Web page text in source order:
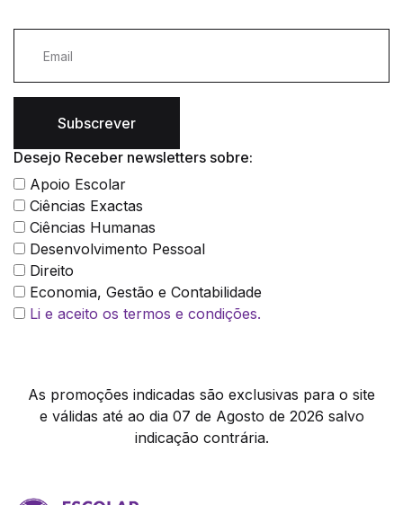
Subscrever
Desejo Receber newsletters sobre:
Apoio Escolar
Ciências Exactas
Ciências Humanas
Desenvolvimento Pessoal
Direito
Economia, Gestão e Contabilidade
Li e aceito os termos e condições.
As promoções indicadas são exclusivas para o site
e válidas até ao dia 07 de Agosto de 2026 salvo
indicação contrária.